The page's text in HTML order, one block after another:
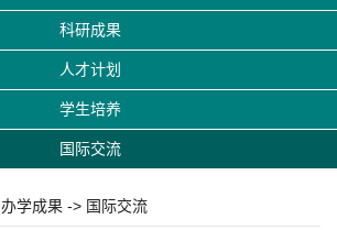
科研成果
人才计划
学生培养
国际交流
办学成果 -> 国际交流